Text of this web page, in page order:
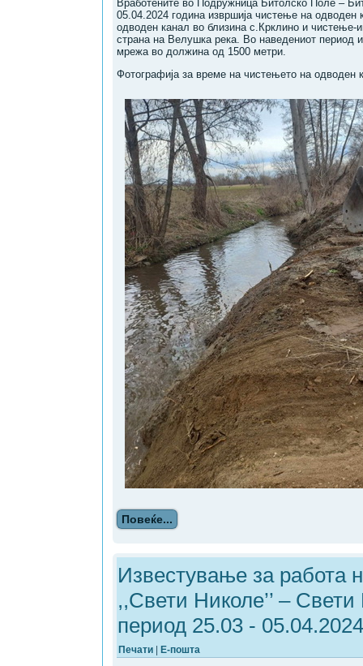
Вработените во Подружница Битолско Поле –
05.04.2024 година извршија чистење на
одводен канал во близина с.Крклино и чистење-
страна на Велушка река. Во наведениот период
мрежа во должина од 1500 метри.
Фотографија за време на чистењето на одводен
Повеќе...
Известување за работа
,,Свети Николе’’ –
период 25.03 - 05.04.2024
Печати | Е-пошта